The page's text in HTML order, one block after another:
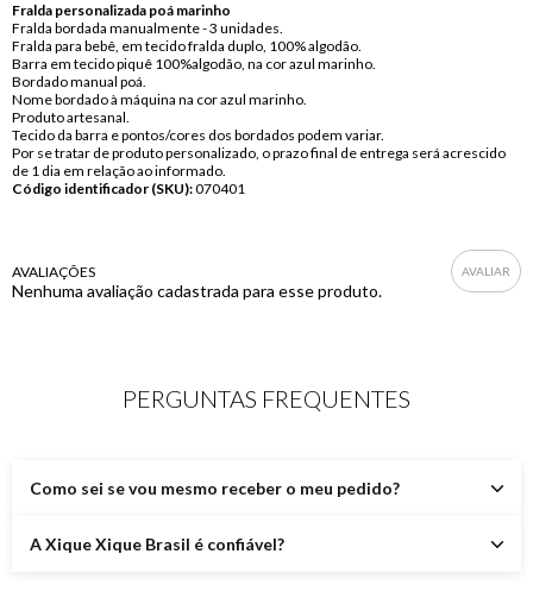
Código identificador (SKU):070401
Fralda personalizada poá marinho
Fralda bordada manualmente - 3 unidades.
Fralda para bebê, em tecido fralda duplo, 100% algodão.
Barra em tecido piquê 100%algodão, na cor azul marinho.
Bordado manual poá.
Nome bordado à máquina na cor azul marinho.
Produto artesanal.
Tecido da barra e pontos/cores dos bordados podem variar.
Por se tratar de produto personalizado, o prazo final de entrega será acrescido
de 1 dia em relação ao informado.
AVALIAÇÕES
Nenhuma avaliação cadastrada para esse produto.
PERGUNTAS FREQUENTES
Como sei se vou mesmo receber o meu pedido?
A Xique Xique Brasil é confiável?